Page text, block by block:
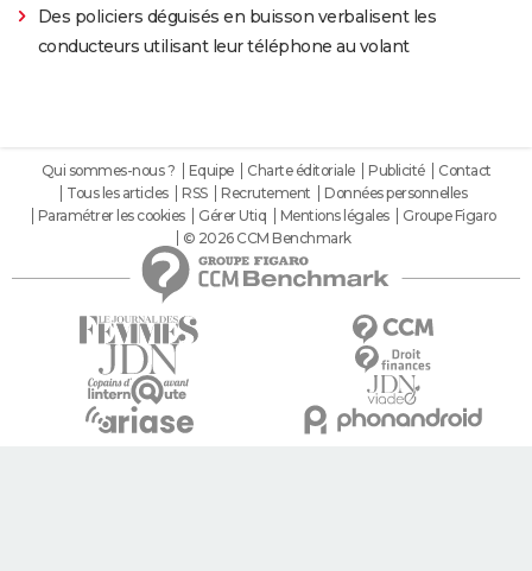
Des policiers déguisés en buisson verbalisent les
conducteurs utilisant leur téléphone au volant
Qui sommes-nous ? Equipe Charte éditoriale Publicité
Contact
Tous les articles
RSS Recrutement
Données personnelles
Paramétrer les cookies
Gérer Utiq Mentions légales
Groupe Figaro
© 2026 CCM Benchmark